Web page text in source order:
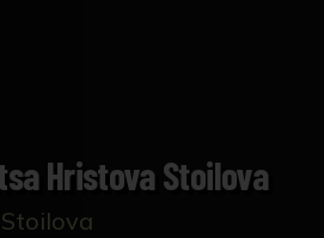
Hristova Stoilova